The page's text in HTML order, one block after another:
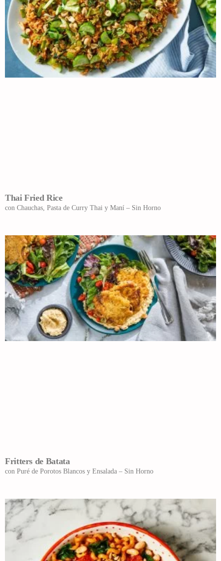
Thai Fried Rice
con Chauchas, Pasta de Curry Thai y Maní – Sin Horno
Fritters de Batata
con Puré de Porotos Blancos y Ensalada – Sin Horno